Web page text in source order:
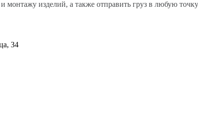
монтажу изделий, а также отправить груз в любую
34